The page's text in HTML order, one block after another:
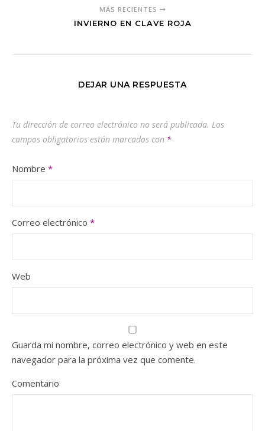
MÁS RECIENTES
INVIERNO EN CLAVE ROJA
DEJAR UNA RESPUESTA
Tu dirección de correo electrónico no será publicada. Los
campos obligatorios están marcados con *
Nombre *
Correo electrónico *
Web
Guarda mi nombre, correo electrónico y web en este
navegador para la próxima vez que comente.
Comentario